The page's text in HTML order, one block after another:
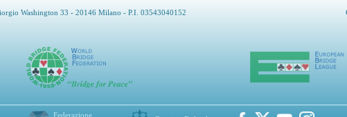
Washington 33 - 20146 Milano - P.I. 03543040152
Federazione